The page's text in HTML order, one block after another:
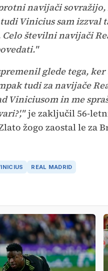
navijači
Vinicius sam izzval
številni navijači
glede tega,
tudi za navijače
Viniciusom in me
je zaključil 56-
žogo zaostal le za
REAL MADRID